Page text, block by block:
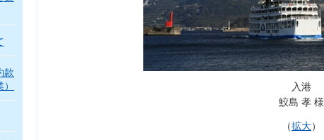
款
入港
鮫島 孝 様
（拡大）